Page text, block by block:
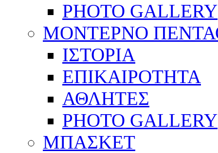
PHOTO GALLERY
ΜΟΝΤΕΡΝΟ
ΙΣΤΟΡΙΑ
ΕΠΙΚΑΙΡΟΤΗΤΑ
ΑΘΛΗΤΕΣ
PHOTO GALLERY
ΜΠΑΣΚΕΤ